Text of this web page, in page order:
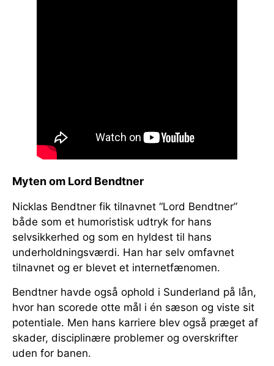
Myten om Lord Bendtner
Nicklas Bendtner fik tilnavnet “Lord Bendtner”
både som et humoristisk udtryk for hans
selvsikkerhed og som en hyldest til hans
underholdningsværdi. Han har selv omfavnet
tilnavnet og er blevet et internetfænomen.
Bendtner havde også ophold i Sunderland på lån,
hvor han scorede otte mål i én sæson og viste sit
potentiale. Men hans karriere blev også præget af
skader, disciplinære problemer og overskrifter
uden for banen.